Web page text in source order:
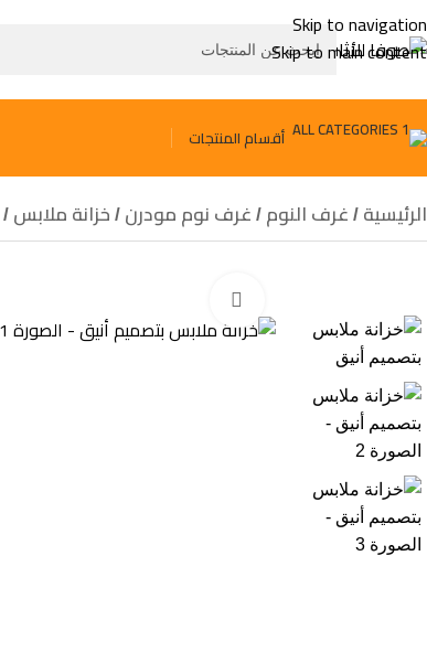
Skip to navigation
Skip to main content
أقسام المنتجات
الرئيسية غرف النوم غرف نوم مودرن خزانة ملابس